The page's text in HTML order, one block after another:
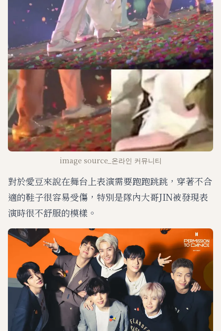
image source_온라인 커뮤니티
對於愛豆來說在舞台上表演需要跑跑跳跳，穿著不合
適的鞋子很容易受傷，特別是隊內大哥JIN被發現表
演時很不舒服的模樣。